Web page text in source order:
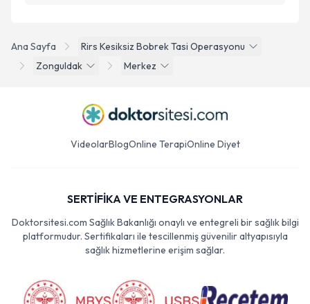
Ana Sayfa
Rirs Kesiksiz Bobrek Tasi Operasyonu
Zonguldak
Merkez
VideolarBlogOnline TerapiOnline Diyet
SERTİFİKA VE ENTEGRASYONLAR
Doktorsitesi.com Sağlık Bakanlığı onaylı ve entegreli bir sağlık bilgi
platformudur. Sertifikaları ile tescillenmiş güvenilir altyapısıyla
sağlık hizmetlerine erişim sağlar.